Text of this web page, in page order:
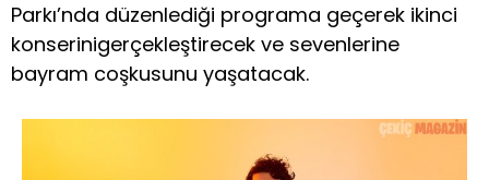
Parkı’nda düzenlediği programa geçerek ikinci
konserinigerçekleştirecek ve sevenlerine
bayram coşkusunu yaşatacak.